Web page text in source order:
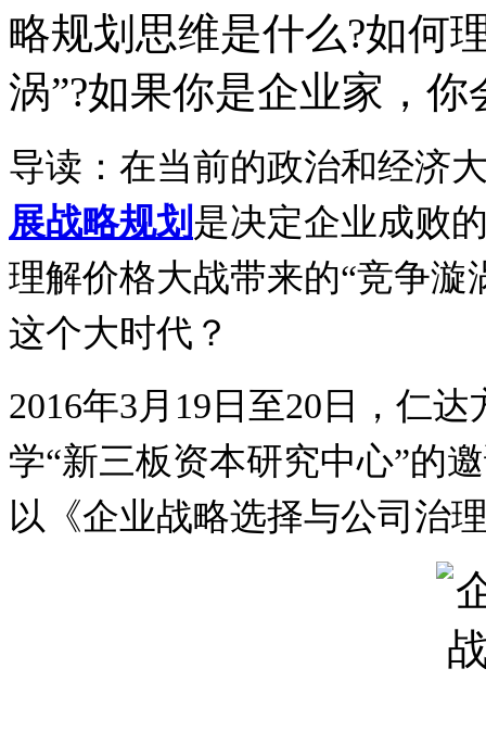
略规划思维是什么?如何
涡”?如果你是企业家，
导读：在当前的政治和经济
展战略规划 是决定企业成败
理解价格大战带来的“竞争漩
这个大时代？
2016年3月 19 日至20 日，仁
学“新三板资本研究中心”的
以 《企业战略选择与公司治